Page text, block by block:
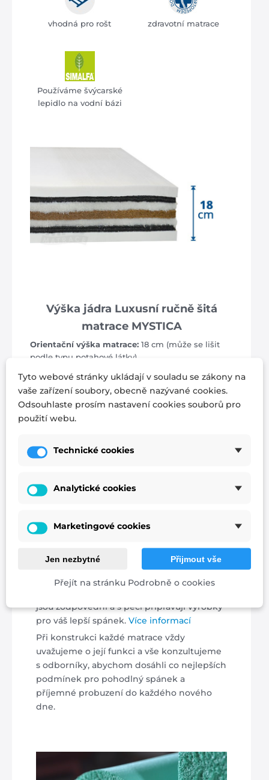
vhodná pro rošt zdravotní matrace
Používáme švýcarské
lepidlo na vodní bázi
Výška jádra Luxusní ručně šitá
matrace MYSTICA
Orientační výška matrace: 18 cm (může se lišit
podle typu potahové látky)
Při výrobě našich matrací spoléháme na
ověřené dodavatele materiálů a
preferujeme české výrobce. Nikdy
nepoužíváme asijskou produkci. Dbáme na
jsou zodpovědní a s péčí připravují výrobky
pro váš lepší spánek. Více informací
Při konstrukci každé matrace vždy
uvažujeme o její funkci a vše konzultujeme
s odborníky, abychom dosáhli co nejlepších
podmínek pro pohodlný spánek a
příjemné probuzení do každého nového
dne.
Tyto webové stránky ukládají v souladu se zákony na
vaše zařízení soubory, obecně nazývané cookies.
Odsouhlaste prosím nastavení cookies souborů pro
použití webu.
Technické cookies
Analytické cookies
Marketingové cookies
Jen nezbytné Přijmout vše
Přejít na stránku Podrobně o cookies